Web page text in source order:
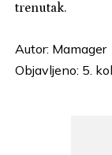
trenutak.
Autor: Mamager
Objavljeno: 5.